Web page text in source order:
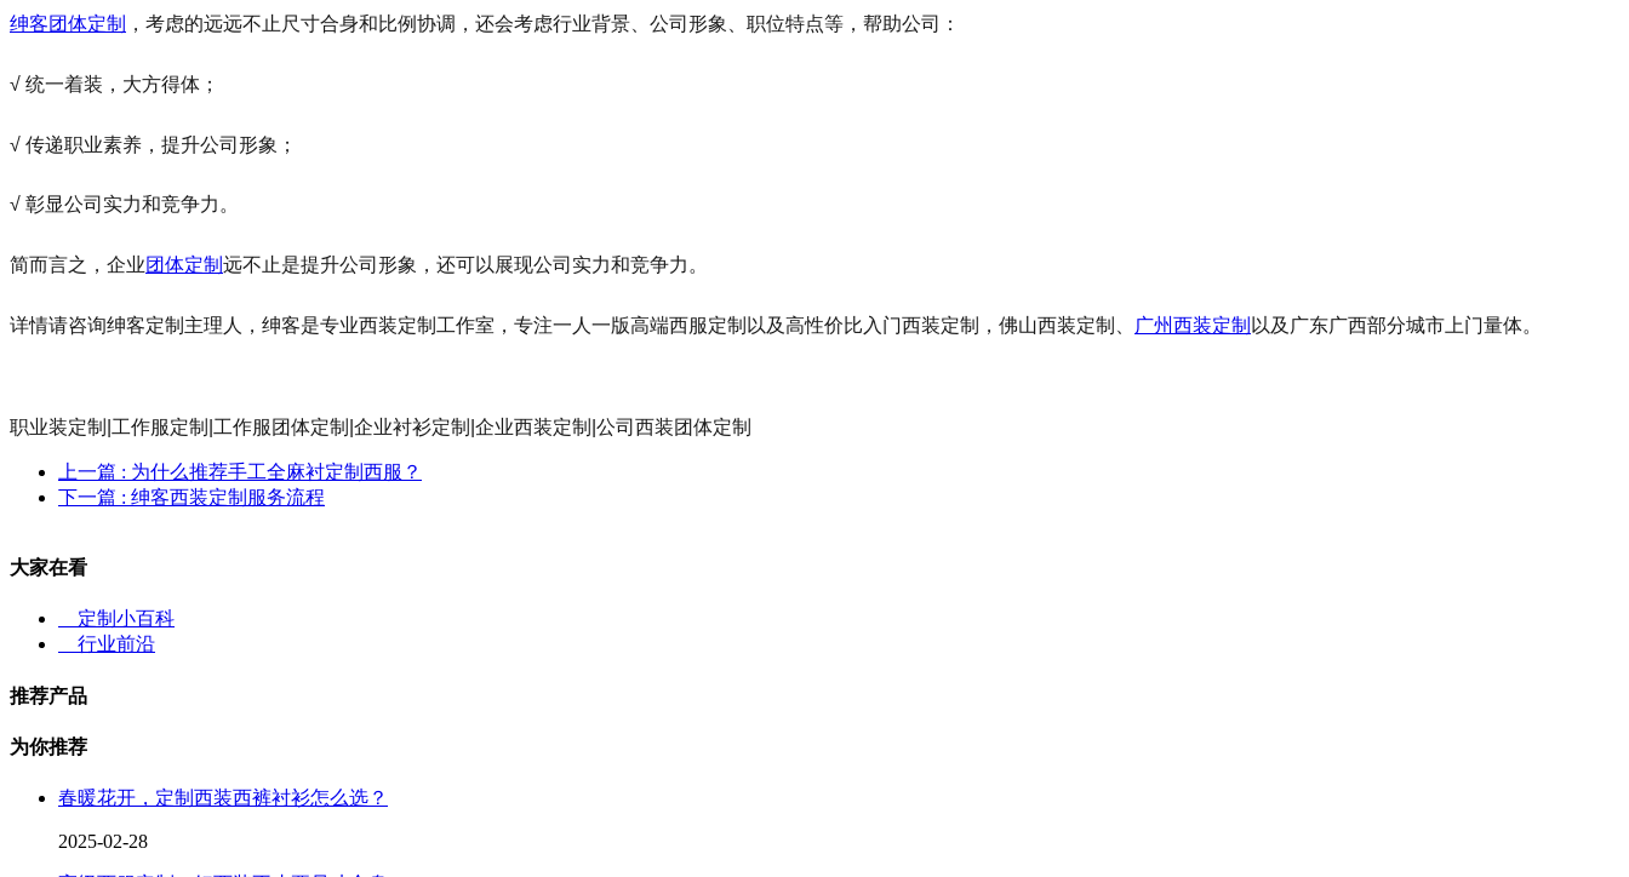
绅客团体定制 ，考虑的远远不止尺寸合身和比例协调，还会考虑行业背景、公司形象、职位特点等，帮助公司：
√ 统一着装，大方得体；
√ 传递职业素养，提升公司形象；
√ 彰显公司实力和竞争力。
简而言之，企业团体定制 远不止是提升公司形象，还可以展现公司实力和竞争力。
详情请咨询绅客定制主理人，绅客是专业西装定制工作室，专注一人一版高端西服定制以及高性价比入门西装定制，佛山西装定制、 广州西装定制 以及广东广西部分城市上门量体。
职业装定制|工作服定制|工作服团体定制|企业衬衫定制|企业西装定制|公司西装团体定制
上一篇 : 为什么推荐手工全麻衬定制西服？
下一篇 : 绅客西装定制服务流程
大家在看
定制小百科
行业前沿
推荐产品
为你推荐
春暖花开，定制西装西裤衬衫怎么选？
2025-02-28